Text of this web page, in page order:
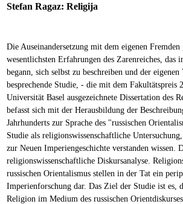
Stefan Ragaz: Religija
Die Auseinandersetzung mit dem eigenen
wesentlichsten Erfahrungen des Zarenreiches,
begann, sich selbst zu beschreiben und der
besprechende Studie, - die mit dem Fakultätspreis
Universität Basel ausgezeichnete Dissertation des
befasst sich mit der Herausbildung der
Jahrhunderts zur Sprache des "russischen
Studie als religionswissenschaftliche
zur Neuen Imperiengeschichte verstanden wissen.
religionswissenschaftliche Diskursanalyse.
russischen Orientalismus stellen in der Tat ein
Imperienforschung dar. Das Ziel der Studie ist es,
Religion im Medium des russischen